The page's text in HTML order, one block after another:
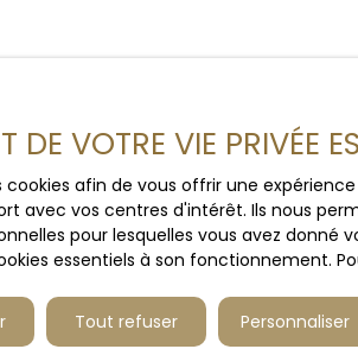
DE VOTRE VIE PRIVÉE
cookies afin de vous offrir une
avec vos centres d'intérêt. Ils nous
pour lesquelles vous avez donné
essentiels à son fonctionnement.
Tout refuser Personnaliser